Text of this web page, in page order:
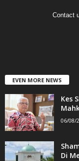
Contact
EVEN MORE NEWS
Kes
06/08/
Di